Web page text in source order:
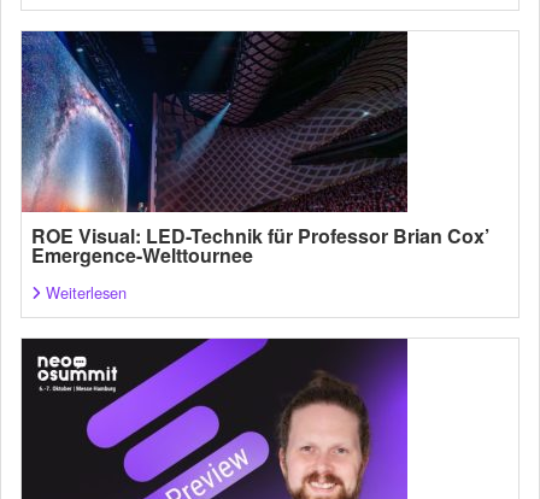
ROE Visual: LED-Technik für Professor Brian Cox’
Emergence-Welttournee
Weiterlesen